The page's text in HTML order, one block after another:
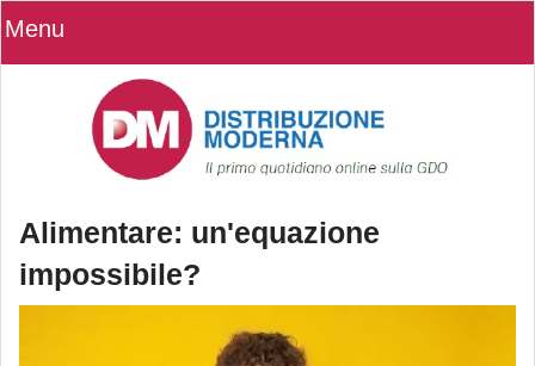
Menu
Alimentare: un'equazione
impossibile?